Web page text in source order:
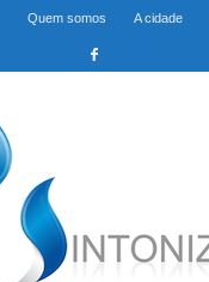
Quem somos A cidade